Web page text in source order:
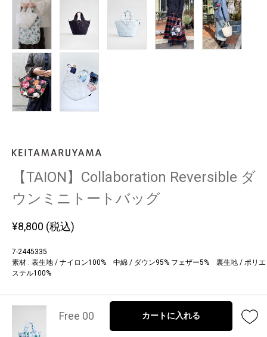
【TAION】Collaboration Reversible ダ
ウンミニトートバッグ
¥8,800 (税込)
7-2445335
素材 : 表生地 / ナイロン100% 中綿 / ダウン95% フェザー5% 裏生地 / ポリエ
ステル100%
Free 00 カートに入れる